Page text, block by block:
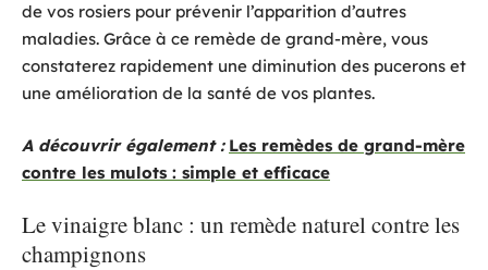
de vos rosiers pour prévenir l’apparition d’autres
maladies. Grâce à ce remède de grand-mère, vous
constaterez rapidement une diminution des pucerons et
une amélioration de la santé de vos plantes.
A découvrir également : Les remèdes de grand-mère
contre les mulots : simple et efficace
Le vinaigre blanc : un remède naturel contre les
champignons